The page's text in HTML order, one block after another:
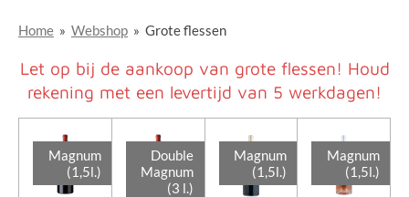
Home » Webshop » Grote flessen
Let op bij de aankoop van grote flessen! Houd
rekening met een levertijd van 5 werkdagen!
Magnum
(1,5l.)
Double
Magnum
(3 l.)
Magnum
(1,5l.)
Magnum
(1,5l.)